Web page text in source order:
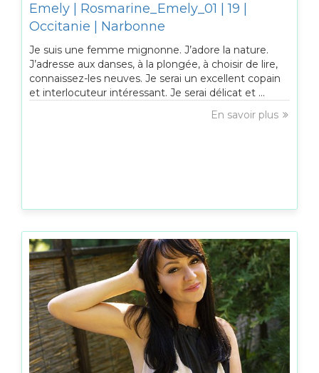
Emely | Rosmarine_Emely_01 | 19 |
Occitanie | Narbonne
Je suis une femme mignonne. J’adore la nature.
J’adresse aux danses, à la plongée, à choisir de lire,
connaissez-les neuves. Je serai un excellent copain
et interlocuteur intéressant. Je serai délicat et ...
En savoir plus